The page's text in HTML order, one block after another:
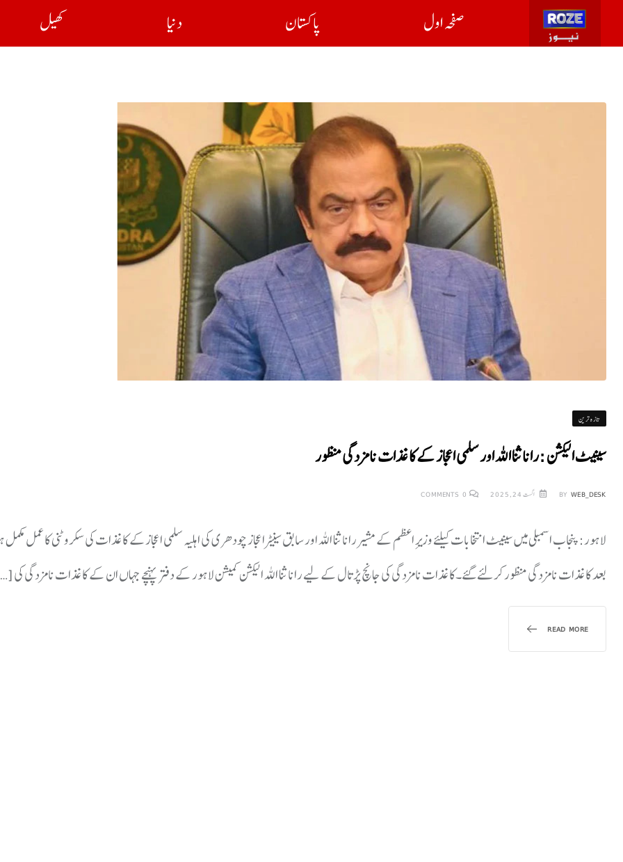
صفحہ اول پاکستان دنیا کھیل
تازہ ترین
سینیٹ الیکشن : رانا ثنا اللہ اور سلمی اعجاز کے کاغذات نامزدگی منظور
BY WEB_DESK اگست 24, 2025 0
لاہور:پنجاب اسمبلی میں سینیٹ انتخابات کیلئے وزیرِ اعظم کے مشیررانا ثنا اللہ اور سابق سینیٹراعجاز چودھری کی اہلیہ سلمی اعجازکے کاغذات کی سکروٹنی کا عمل
بعد کاغذات نامزدگی منظور کرلئے گئے۔کاغذات نامزدگی کی جانچ پڑتال کے لیے رانا ثنا اللہ الیکشن کمیشن لاہور کے دفتر پہنچے جہاں ان کے کاغذات نامزدگی کی
READ MORE